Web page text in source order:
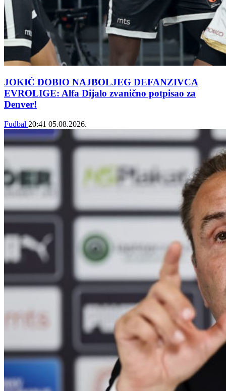
JOKIĆ DOBIO NAJBOLJEG DEFANZIVCA
EVROLIGE: Alfa Dijalo zvanično potpisao za
Denver!
Fudbal 20:41 05.08.2026.